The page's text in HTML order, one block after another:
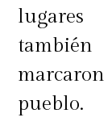
lugares
pueblo.